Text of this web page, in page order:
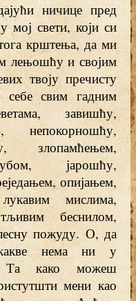
ничице пред
мој свети, који си
крштења, да ми
лењошћу и својим
твоју пречисту
себе свим гадним
завишћу,
непокорношћу,
јарошћу,
опијањем,
мислима,
беснилом,
пожуду. О, да
нема ни у
Та како можеш
мени као